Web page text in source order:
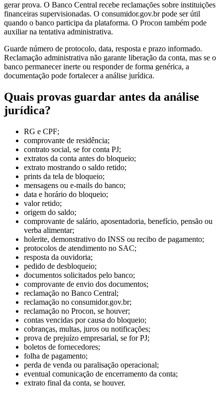
gerar prova. O Banco Central recebe reclamações sobre instituições
financeiras supervisionadas. O consumidor.gov.br pode ser útil
quando o banco participa da plataforma. O Procon também pode
auxiliar na tentativa administrativa.
Guarde número de protocolo, data, resposta e prazo informado.
Reclamação administrativa não garante liberação da conta, mas se o
banco permanecer inerte ou responder de forma genérica, a
documentação pode fortalecer a análise jurídica.
Quais provas guardar antes da análise
jurídica?
RG e CPF;
comprovante de residência;
contrato social, se for conta PJ;
extratos da conta antes do bloqueio;
extrato mostrando o saldo retido;
prints da tela de bloqueio;
mensagens ou e-mails do banco;
data e horário do bloqueio;
valor retido;
origem do saldo;
comprovante de salário, aposentadoria, benefício, pensão ou
verba alimentar;
holerite, demonstrativo do INSS ou recibo de pagamento;
protocolos de atendimento no SAC;
resposta da ouvidoria;
pedido de desbloqueio;
documentos solicitados pelo banco;
comprovante de envio dos documentos;
reclamação no Banco Central;
reclamação no consumidor.gov.br;
reclamação no Procon, se houver;
contas vencidas por causa do bloqueio;
cobranças, multas, juros ou notificações;
prova de prejuízo empresarial, se for PJ;
boletos de fornecedores;
folha de pagamento;
perda de venda ou paralisação operacional;
eventual comunicação de encerramento da conta;
extrato final da conta, se houver.